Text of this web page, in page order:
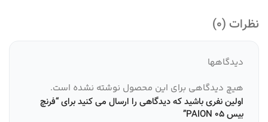
نظرات (0)
دیدگاهها
هیچ دیدگاهی برای این محصول نوشته نشده است.
اولین نفری باشید که دیدگاهی را ارسال می کنید برای “فرنچ
بیس 05 PAION”